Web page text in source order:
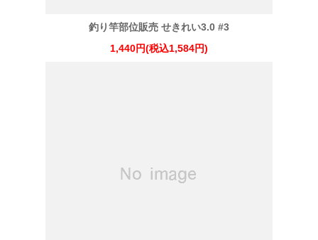
釣り竿部位販売 せきれい3.0 #3
1,440円(税込1,584円)